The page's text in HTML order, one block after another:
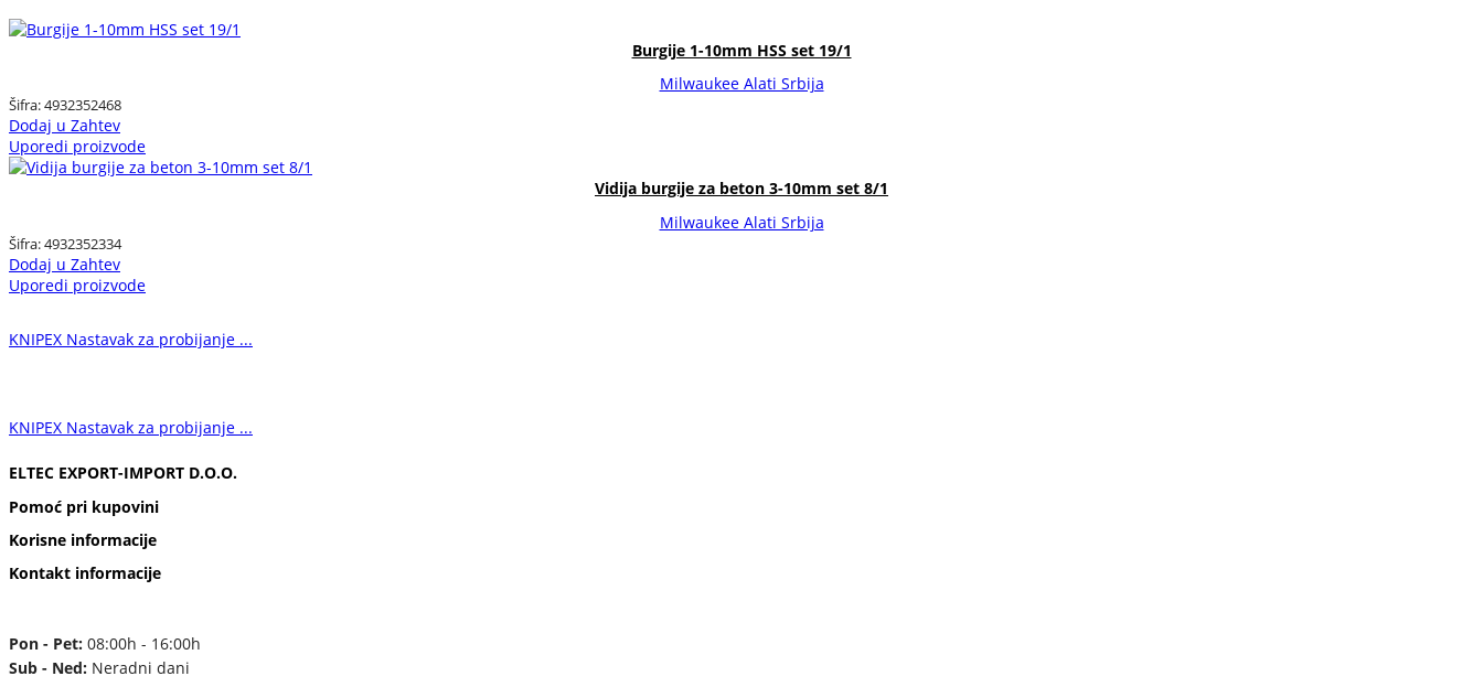
Burgije 1-10mm HSS set 19/1
Milwaukee Alati Srbija
Šifra:4932352468
Dodaj u Zahtev
Uporedi proizvode
Vidija burgije za beton 3-10mm set 8/1
Milwaukee Alati Srbija
Šifra:4932352334
Dodaj u Zahtev
Uporedi proizvode
KNIPEX Nastavak za probijanje ...
KNIPEX Nastavak za probijanje ...
ELTEC EXPORT-IMPORT D.O.O.
Pomoć pri kupovini
Korisne informacije
Kontakt informacije
Pon - Pet: 08:00h - 16:00h
Sub - Ned: Neradni dani